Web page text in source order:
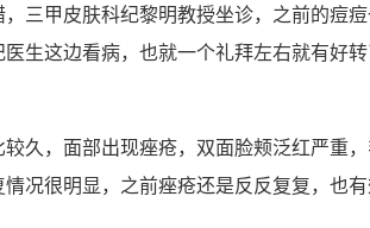
三甲皮肤科纪黎明教授坐诊，之前的痘
生这边看病，也就一个礼拜左右就有好
久，面部出现痤疮，双面脸颊泛红严重
况很明显，之前痤疮还是反反复复，也